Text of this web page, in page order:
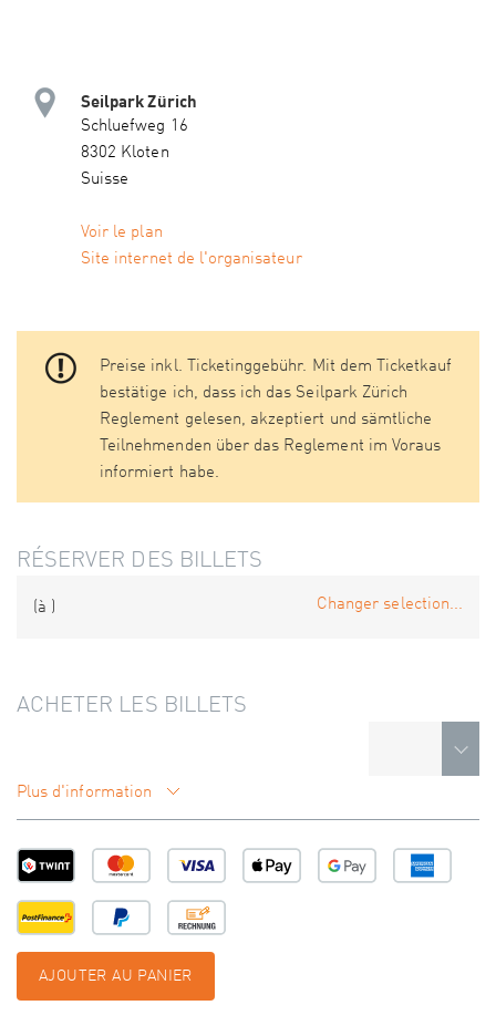
Seilpark Zürich
Schluefweg 16
8302 Kloten
Suisse
Voir le plan
Site internet de l'organisateur
Preise inkl. Ticketinggebühr. Mit dem Ticketkauf
bestätige ich, dass ich das Seilpark Zürich
Reglement gelesen, akzeptiert und sämtliche
Teilnehmenden über das Reglement im Voraus
informiert habe.
RÉSERVER DES BILLETS
(à ) Changer selection...
ACHETER LES BILLETS
Plus d'information
AJOUTER AU PANIER